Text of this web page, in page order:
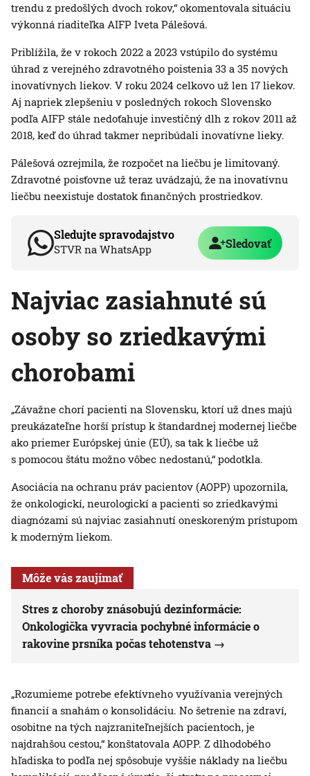
trendu z predošlých dvoch rokov,“ okomentovala situáciu
výkonná riaditeľka AIFP Iveta Pálešová.
Priblížila, že v rokoch 2022 a 2023 vstúpilo do systému
úhrad z verejného zdravotného poistenia 33 a 35 nových
inovatívnych liekov. V roku 2024 celkovo už len 17 liekov.
Aj napriek zlepšeniu v posledných rokoch Slovensko
podľa AIFP stále nedoťahuje investičný dlh z rokov 2011 až
2018, keď do úhrad takmer nepribúdali inovatívne lieky.
Pálešová ozrejmila, že rozpočet na liečbu je limitovaný.
Zdravotné poisťovne už teraz uvádzajú, že na inovatívnu
liečbu neexistuje dostatok finančných prostriedkov.
Sledujte spravodajstvo
STVR na WhatsApp Sledovať
Najviac zasiahnuté sú
osoby so zriedkavými
chorobami
„Závažne chorí pacienti na Slovensku, ktorí už dnes majú
preukázateľne horší prístup k štandardnej modernej liečbe
ako priemer Európskej únie (EÚ), sa tak k liečbe už
s pomocou štátu možno vôbec nedostanú,“ podotkla.
Asociácia na ochranu práv pacientov (AOPP) upozornila,
že onkologickí, neurologickí a pacienti so zriedkavými
diagnózami sú najviac zasiahnutí oneskoreným prístupom
k moderným liekom.
Môže vás zaujímať
Stres z choroby znásobujú dezinformácie:
Onkologička vyvracia pochybné informácie o
rakovine prsníka počas tehotenstva
„Rozumieme potrebe efektívneho využívania verejných
financií a snahám o konsolidáciu. No šetrenie na zdraví,
osobitne na tých najzraniteľnejších pacientoch, je
najdrahšou cestou,“ konštatovala AOPP. Z dlhodobého
hľadiska to podľa nej spôsobuje vyššie náklady na liečbu